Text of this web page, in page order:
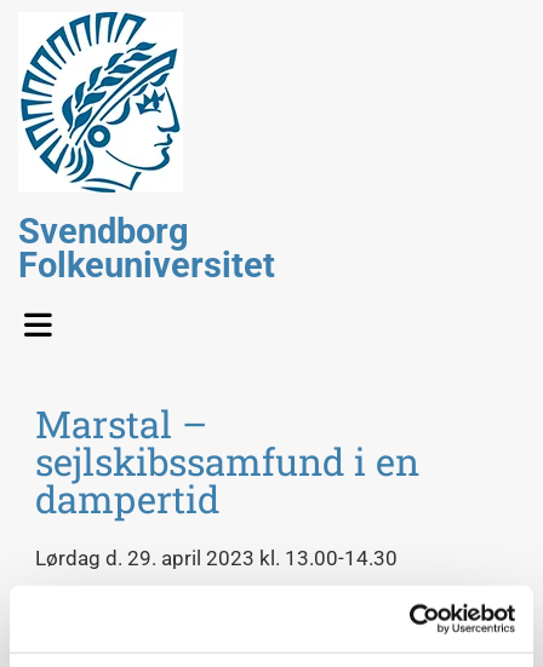
Svendborg
Folkeuniversitet
Marstal –
sejlskibssamfund i en
dampertid
Lørdag d. 29. april 2023 kl. 13.00-14.30